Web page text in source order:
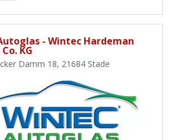
- Wintec Hardeman
KG
Damm 18, 21684 Stade